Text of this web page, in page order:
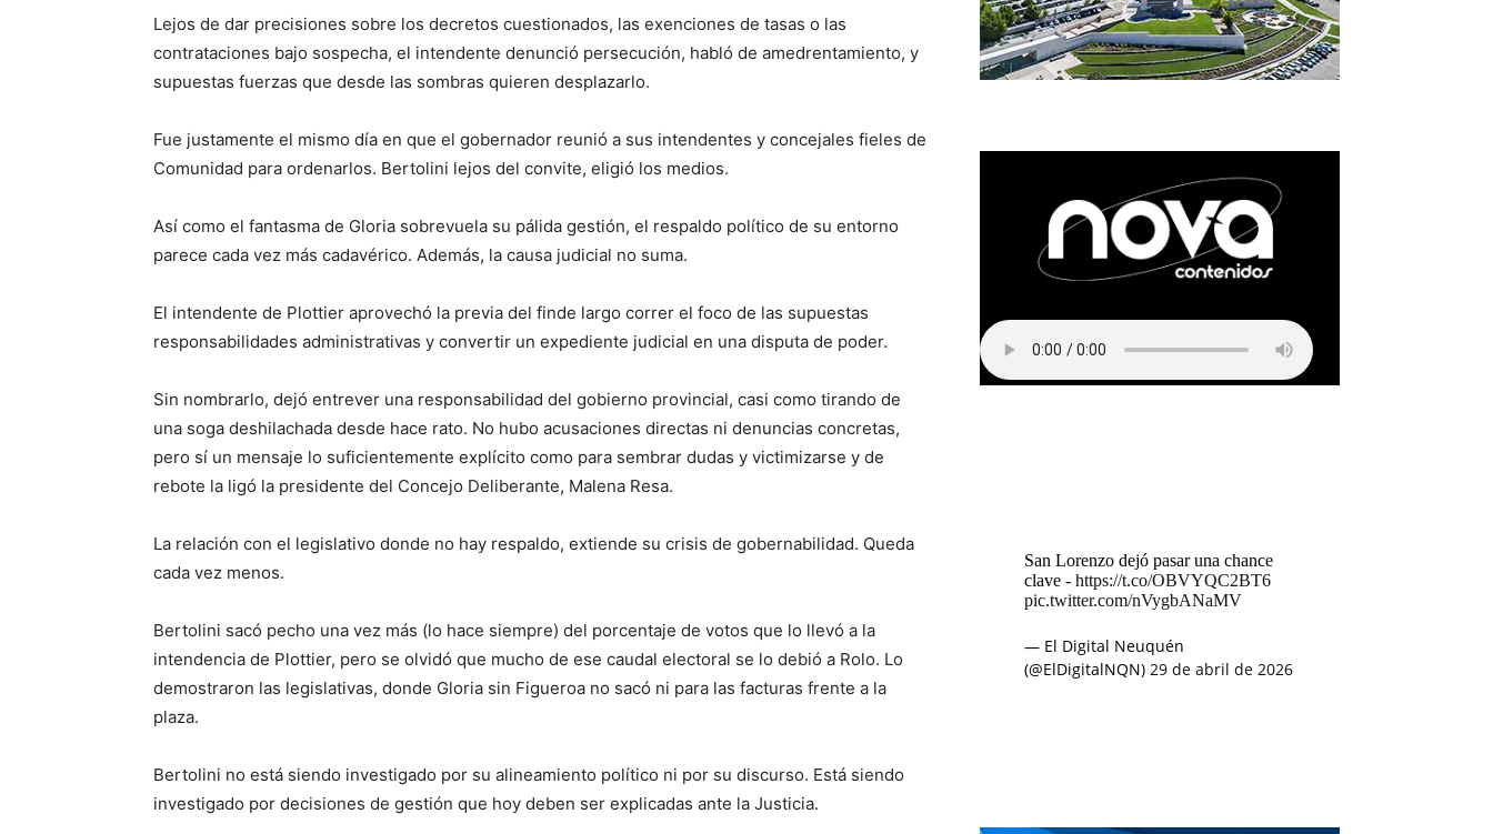
Lejos de dar precisiones sobre los decretos cuestionados, las exenciones de tasas o las
contrataciones bajo sospecha, el intendente denunció persecución, habló de amedrentamiento, y
supuestas fuerzas que desde las sombras quieren desplazarlo.
Fue justamente el mismo día en que el gobernador reunió a sus intendentes y concejales fieles de
Comunidad para ordenarlos. Bertolini lejos del convite, eligió los medios.
Así como el fantasma de Gloria sobrevuela su pálida gestión, el respaldo político de su entorno
parece cada vez más cadavérico. Además, la causa judicial no suma.
El intendente de Plottier aprovechó la previa del finde largo correr el foco de las supuestas
responsabilidades administrativas y convertir un expediente judicial en una disputa de poder.
Sin nombrarlo, dejó entrever una responsabilidad del gobierno provincial, casi como tirando de
una soga deshilachada desde hace rato. No hubo acusaciones directas ni denuncias concretas,
pero sí un mensaje lo suficientemente explícito como para sembrar dudas y victimizarse y de
rebote la ligó la presidente del Concejo Deliberante, Malena Resa.
La relación con el legislativo donde no hay respaldo, extiende su crisis de gobernabilidad. Queda
cada vez menos.
Bertolini sacó pecho una vez más (lo hace siempre) del porcentaje de votos que lo llevó a la
intendencia de Plottier, pero se olvidó que mucho de ese caudal electoral se lo debió a Rolo. Lo
demostraron las legislativas, donde Gloria sin Figueroa no sacó ni para las facturas frente a la
plaza.
Bertolini no está siendo investigado por su alineamiento político ni por su discurso. Está siendo
investigado por decisiones de gestión que hoy deben ser explicadas ante la Justicia.
San Lorenzo dejó pasar una chance
clave - https://t.co/OBVYQC2BT6
pic.twitter.com/nVygbANaMV
— El Digital Neuquén
(@ElDigitalNQN) 29 de abril de 2026